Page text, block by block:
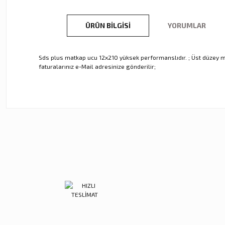
ÜRÜN BILGISI YORUMLAR
Sds plus matkap ucu 12x210 yüksek performanslıdır. ; Üst
faturalarınız e-Mail adresinize gönderilir;
Bu ürüne benzer farklı alternatifler olmalı.